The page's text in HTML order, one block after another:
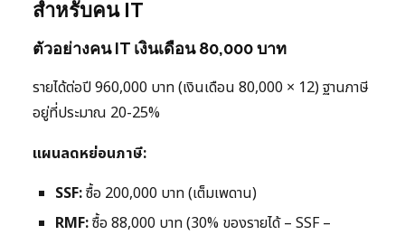
สำหรับคน IT
ตัวอย่างคน IT เงินเดือน 80,000 บาท
รายได้ต่อปี 960,000 บาท (เงินเดือน 80,000 × 12) ฐานภาษี
อยู่ที่ประมาณ 20-25%
แผนลดหย่อนภาษี:
SSF:ซื้อ 200,000 บาท (เต็มเพดาน)
RMF:ซื้อ 88,000 บาท (30% ของรายได้ – SSF –